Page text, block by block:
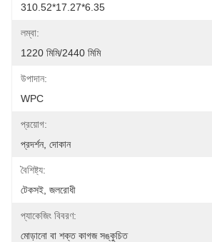
310.52*17.27*6.35
লম্বা:
1220 মিমি/2440 মিমি
উপাদান:
WPC
প্রয়োগ:
প্রদর্শন, দোকান
বৈশিষ্ট্য:
টেকসই, জলরোধী
প্যাকেজিং বিবরণ:
মোড়ানো বা শক্ত কাগজ সঙ্কুচিত